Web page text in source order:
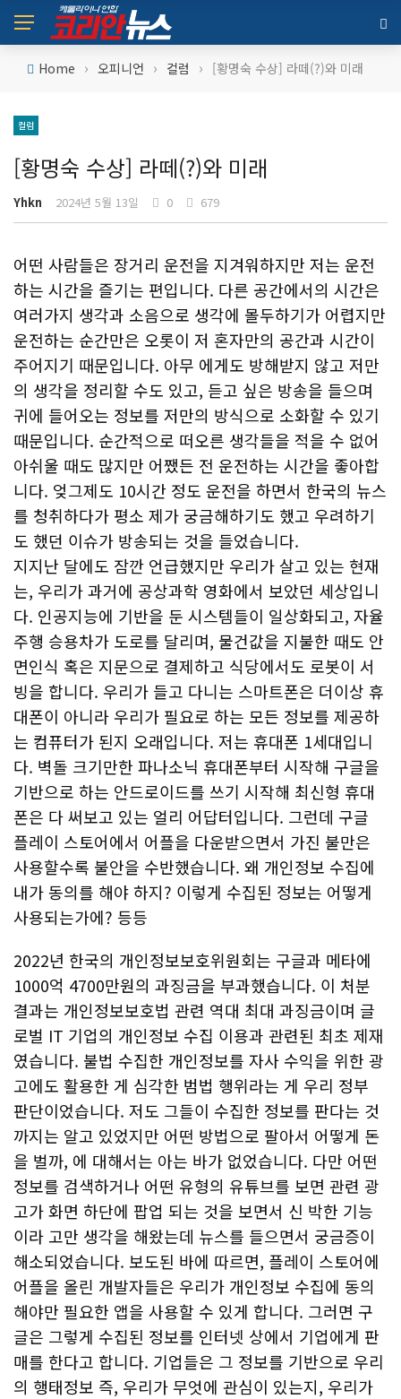
Home › 오피니언 › 컬럼 › [황명숙 수상] 라떼(?)와 미래
컬럼
[황명숙 수상] 라떼(?)와 미래
Yhkn 2024년 5월 13일 0 679
어떤 사람들은 장거리 운전을 지겨워하지만 저는 운전
하는 시간을 즐기는 편입니다. 다른 공간에서의 시간은
여러가지 생각과 소음으로 생각에 몰두하기가 어렵지만
운전하는 순간만은 오롯이 저 혼자만의 공간과 시간이
주어지기 때문입니다. 아무 에게도 방해받지 않고 저만
의 생각을 정리할 수도 있고, 듣고 싶은 방송을 들으며
귀에 들어오는 정보를 저만의 방식으로 소화할 수 있기
때문입니다. 순간적으로 떠오른 생각들을 적을 수 없어
아쉬울 때도 많지만 어쨌든 전 운전하는 시간을 좋아합
니다. 엊그제도 10시간 정도 운전을 하면서 한국의 뉴스
를 청취하다가 평소 제가 궁금해하기도 했고 우려하기
도 했던 이슈가 방송되는 것을 들었습니다.
지지난 달에도 잠깐 언급했지만 우리가 살고 있는 현재
는, 우리가 과거에 공상과학 영화에서 보았던 세상입니
다. 인공지능에 기반을 둔 시스템들이 일상화되고, 자율
주행 승용차가 도로를 달리며, 물건값을 지불한 때도 안
면인식 혹은 지문으로 결제하고 식당에서도 로봇이 서
빙을 합니다. 우리가 들고 다니는 스마트폰은 더이상 휴
대폰이 아니라 우리가 필요로 하는 모든 정보를 제공하
는 컴퓨터가 된지 오래입니다. 저는 휴대폰 1세대입니
다. 벽돌 크기만한 파나소닉 휴대폰부터 시작해 구글을
기반으로 하는 안드로이드를 쓰기 시작해 최신형 휴대
폰은 다 써보고 있는 얼리 어답터입니다. 그런데 구글
플레이 스토어에서 어플을 다운받으면서 가진 불만은
사용할수록 불안을 수반했습니다. 왜 개인정보 수집에
내가 동의를 해야 하지? 이렇게 수집된 정보는 어떻게
사용되는가에? 등등
2022년 한국의 개인정보보호위원회는 구글과 메타에
1000억 4700만원의 과징금을 부과했습니다. 이 처분
결과는 개인정보보호법 관련 역대 최대 과징금이며 글
로벌 IT 기업의 개인정보 수집 이용과 관련된 최초 제재
였습니다. 불법 수집한 개인정보를 자사 수익을 위한 광
고에도 활용한 게 심각한 범법 행위라는 게 우리 정부
판단이었습니다. 저도 그들이 수집한 정보를 판다는 것
까지는 알고 있었지만 어떤 방법으로 팔아서 어떻게 돈
을 벌까, 에 대해서는 아는 바가 없었습니다. 다만 어떤
정보를 검색하거나 어떤 유형의 유튜브를 보면 관련 광
고가 화면 하단에 팝업 되는 것을 보면서 신 박한 기능
이라 고만 생각을 해왔는데 뉴스를 들으면서 궁금증이
해소되었습니다. 보도된 바에 따르면, 플레이 스토어에
어플을 올린 개발자들은 우리가 개인정보 수집에 동의
해야만 필요한 앱을 사용할 수 있게 합니다. 그러면 구
글은 그렇게 수집된 정보를 인터넷 상에서 기업에게 판
매를 한다고 합니다. 기업들은 그 정보를 기반으로 우리
의 행태정보 즉, 우리가 무엇에 관심이 있는지, 우리가